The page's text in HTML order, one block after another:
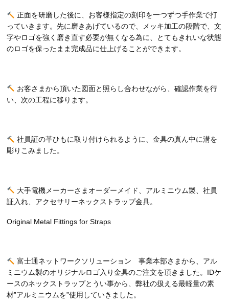
正面を研磨した後に、お客様指定の刻印を一つずつ手作業で打
っていきます。先に磨きあげているので、メッキ加工の段階で、文
字やロゴを強く磨き直す必要が無くなる為に、とてもきれいな状態
のロゴを保ったまま完成品に仕上げることができます。
お客さまから頂いた図面と照らし合わせながら、確認作業を行
い、次の工程に移ります。
社員証の革ひもに取り付けられるように、金具の真ん中に溝を
彫りこみました。
大手電機メーカーさまオーダーメイド、アルミニウム製、社員
証入れ、アクセサリーネックストラップ金具。
​​​​​​​Original Metal Fittings for Straps
富士通ネットワークソリューション 事業本部さまから、アル
ミニウム製のオリジナルロゴ入り金具のご注文を頂きました。IDケ
ースのネックストラップとうい事から、弊社の扱える最軽量の素
材”アルミニウムを”使用していきました。